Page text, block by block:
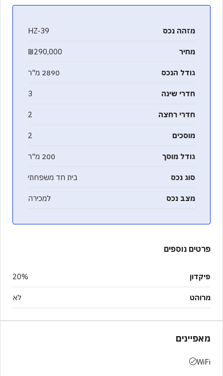
מזהה נכס HZ-39
מחיר ₪290,000
גודל הנכס 2890 מ"ר
חדרי שינה 3
חדרי רחצה 2
מוסכים 2
גודל מוסך 200 מ"ר
סוג נכס בית חד משפחתי
מצב נכס למכירה
פרטים נוספים
פיקדון 20%
מרוהט לא
מאפיינים
WiFi